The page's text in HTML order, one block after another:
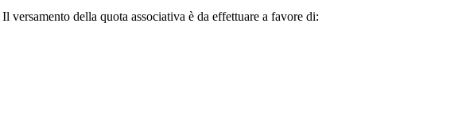
Il versamento della quota associativa è da effettuare a favore di: